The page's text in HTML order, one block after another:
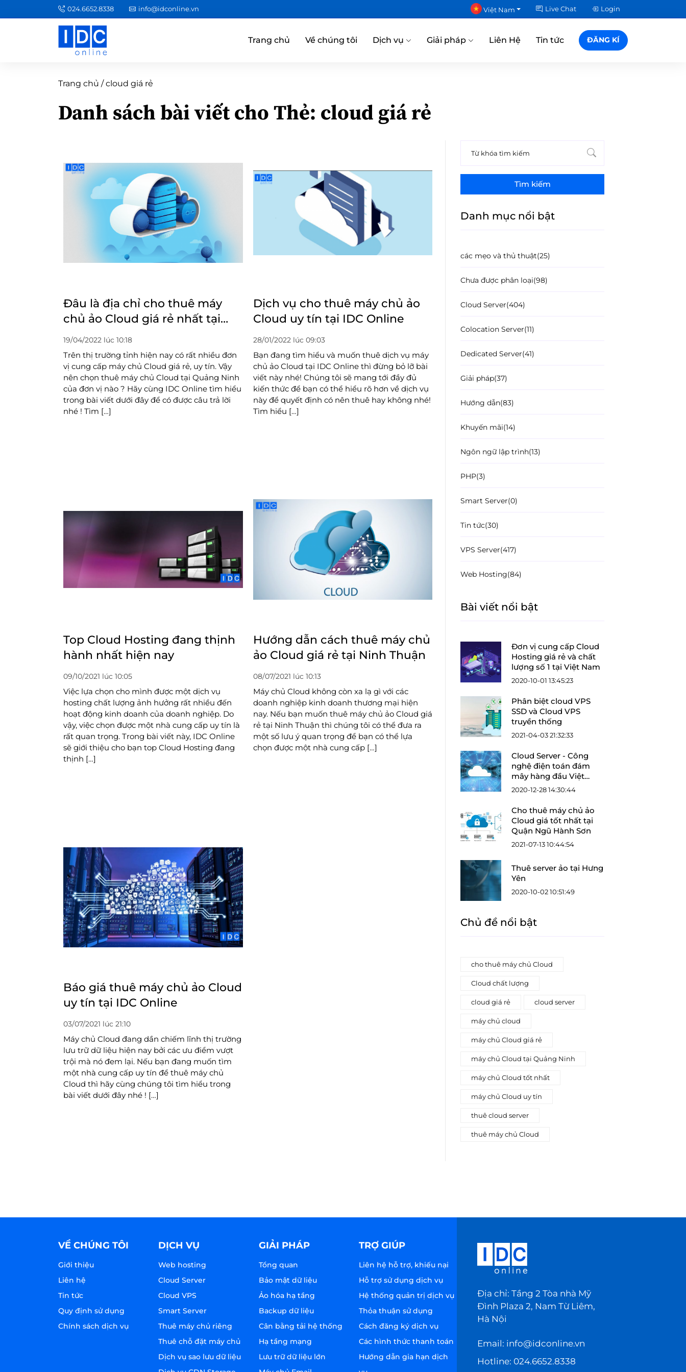
024.6652.8338 info@idconline.vn Việt Nam Live Chat Login
Trang chủ Về chúng tôi Dịch vụ Giải pháp Liên Hệ Tin tức ĐĂNG KÍ
Trang chủ /cloud giá rẻ
Danh sách bài viết cho Thẻ: cloud giá rẻ
Đâu là địa chỉ cho thuê máy
chủ ảo Cloud giá rẻ nhất tại
Quảng Ninh
19/04/2022 lúc 10:18
Trên thị trường tỉnh hiện nay có rất nhiều đơn
vị cung cấp máy chủ Cloud giá rẻ, uy tín. Vậy
nên chọn thuê máy chủ Cloud tại Quảng Ninh
của đơn vị nào ? Hãy cùng IDC Online tìm hiểu
trong bài viết dưới đây để có được câu trả lời
nhé ! Tìm […]
Dịch vụ cho thuê máy chủ ảo
Cloud uy tín tại IDC Online
28/01/2022 lúc 09:03
Bạn đang tìm hiểu và muốn thuê dịch vụ máy
chủ ảo Cloud tại IDC Online thì đừng bỏ lỡ bài
viết này nhé! Chúng tôi sẽ mang tới đầy đủ
kiến thức để bạn có thể hiểu rõ hơn về dịch vụ
này để quyết định có nên thuê hay không nhé!
Tìm hiểu […]
Top Cloud Hosting đang thịnh
hành nhất hiện nay
09/10/2021 lúc 10:05
Việc lựa chọn cho mình được một dịch vụ
hosting chất lượng ảnh hưởng rất nhiều đến
hoạt động kinh doanh của doanh nghiệp. Do
vậy, việc chọn được một nhà cung cấp uy tín là
rất quan trọng. Trong bài viết này, IDC Online
sẽ giới thiệu cho bạn top Cloud Hosting đang
thịnh […]
Hướng dẫn cách thuê máy chủ
ảo Cloud giá rẻ tại Ninh Thuận
08/07/2021 lúc 10:13
Máy chủ Cloud không còn xa lạ gì với các
doanh nghiệp kinh doanh thương mại hiện
nay. Nếu bạn muốn thuê máy chủ ảo Cloud giá
rẻ tại Ninh Thuận thì chúng tôi có thể đưa ra
một số lưu ý quan trọng để bạn có thể lựa
chọn được một nhà cung cấp […]
Báo giá thuê máy chủ ảo Cloud
uy tín tại IDC Online
03/07/2021 lúc 21:10
Máy chủ Cloud đang dần chiếm lĩnh thị trường
lưu trữ dữ liệu hiện nay bởi các ưu điểm vượt
trội mà nó đem lại. Nếu bạn đang muốn tìm
một nhà cung cấp uy tín để thuê máy chủ
Cloud thì hãy cùng chúng tôi tìm hiểu trong
bài viết dưới đây nhé ! […]
Tìm kiếm
Danh mục nổi bật
các mẹo và thủ thuật(25)
Chưa được phân loại(98)
Cloud Server(404)
Colocation Server(11)
Dedicated Server(41)
Giải pháp(37)
Hướng dẫn(83)
Khuyến mãi(14)
Ngôn ngữ lập trình(13)
PHP(3)
Smart Server(0)
Tin tức(30)
VPS Server(417)
Web Hosting(84)
Bài viết nổi bật
Đơn vị cung cấp Cloud
Hosting giá rẻ và chất
lượng số 1 tại Việt Nam
2020-10-01 13:45:23
Phân biệt cloud VPS
SSD và Cloud VPS
truyền thống
2021-04-03 21:32:33
Cloud Server - Công
nghệ điện toán đám
mây hàng đầu Việt
Nam
2020-12-28 14:30:44
Cho thuê máy chủ ảo
Cloud giá tốt nhất tại
Quận Ngũ Hành Sơn
2021-07-13 10:44:54
Thuê server ảo tại Hưng
Yên
2020-10-02 10:51:49
Chủ đề nổi bật
cho thuê máy chủ Cloud
Cloud chất lượng
cloud giá rẻ cloud server
máy chủ cloud
máy chủ Cloud giá rẻ
máy chủ Cloud tại Quảng Ninh
máy chủ Cloud tốt nhất
máy chủ Cloud uy tín
thuê cloud server
thuê máy chủ Cloud
VỀ CHÚNG TÔI
Giới thiệu
Liên hệ
Tin tức
Quy định sử dụng
Chính sách dịch vụ
DỊCH VỤ
Web hosting
Cloud Server
Cloud VPS
Smart Server
Thuê máy chủ riêng
Thuê chỗ đặt máy chủ
Dịch vụ sao lưu dữ liệu
GIẢI PHÁP
Tổng quan
Bảo mật dữ liệu
Ảo hóa hạ tầng
Backup dữ liệu
Cân bằng tải hệ thống
Hạ tầng mạng
Lưu trữ dữ liệu lớn
TRỢ GIÚP
Liên hệ hỗ trợ, khiếu nại
Hỗ trợ sử dụng dịch vụ
Hệ thống quản trị dịch vụ
Thỏa thuận sử dụng
Cách đăng ký dịch vụ
Các hình thức thanh toán
Hướng dẫn gia hạn dịch
Địa chỉ: Tầng 2 Tòa nhà Mỹ
Đình Plaza 2, Nam Từ Liêm,
Hà Nội
Email: info@idconline.vn
Hotline: 024.6652.8338